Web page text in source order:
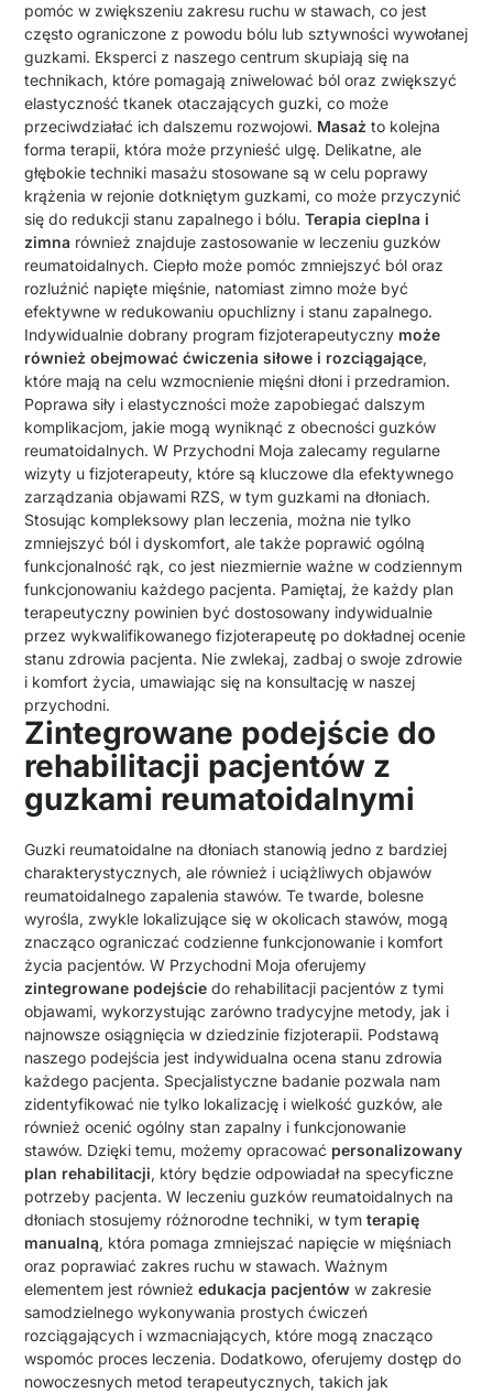
pomóc w zwiększeniu zakresu ruchu w stawach, co jest
często ograniczone z powodu bólu lub sztywności wywołanej
guzkami. Eksperci z naszego centrum skupiają się na
technikach, które pomagają zniwelować ból oraz zwiększyć
elastyczność tkanek otaczających guzki, co może
przeciwdziałać ich dalszemu rozwojowi. Masaż to kolejna
forma terapii, która może przynieść ulgę. Delikatne, ale
głębokie techniki masażu stosowane są w celu poprawy
krążenia w rejonie dotkniętym guzkami, co może przyczynić
się do redukcji stanu zapalnego i bólu.Terapia cieplna i
zimna również znajduje zastosowanie w leczeniu guzków
reumatoidalnych. Ciepło może pomóc zmniejszyć ból oraz
rozluźnić napięte mięśnie, natomiast zimno może być
efektywne w redukowaniu opuchlizny i stanu zapalnego.
Indywidualnie dobrany program fizjoterapeutyczny może
również obejmować ćwiczenia siłowe i rozciągające,
które mają na celu wzmocnienie mięśni dłoni i przedramion.
Poprawa siły i elastyczności może zapobiegać dalszym
komplikacjom, jakie mogą wyniknąć z obecności guzków
reumatoidalnych. W Przychodni Moja zalecamy regularne
wizyty u fizjoterapeuty, które są kluczowe dla efektywnego
zarządzania objawami RZS, w tym guzkami na dłoniach.
Stosując kompleksowy plan leczenia, można nie tylko
zmniejszyć ból i dyskomfort, ale także poprawić ogólną
funkcjonalność rąk, co jest niezmiernie ważne w codziennym
funkcjonowaniu każdego pacjenta. Pamiętaj, że każdy plan
terapeutyczny powinien być dostosowany indywidualnie
przez wykwalifikowanego fizjoterapeutę po dokładnej ocenie
stanu zdrowia pacjenta. Nie zwlekaj, zadbaj o swoje zdrowie
i komfort życia, umawiając się na konsultację w naszej
przychodni.
Zintegrowane podejście do
rehabilitacji pacjentów z
guzkami reumatoidalnymi
Guzki reumatoidalne na dłoniach stanowią jedno z bardziej
charakterystycznych, ale również i uciążliwych objawów
reumatoidalnego zapalenia stawów. Te twarde, bolesne
wyrośla, zwykle lokalizujące się w okolicach stawów, mogą
znacząco ograniczać codzienne funkcjonowanie i komfort
życia pacjentów. W Przychodni Moja oferujemy
zintegrowane podejście do rehabilitacji pacjentów z tymi
objawami, wykorzystując zarówno tradycyjne metody, jak i
najnowsze osiągnięcia w dziedzinie fizjoterapii. Podstawą
naszego podejścia jest indywidualna ocena stanu zdrowia
każdego pacjenta. Specjalistyczne badanie pozwala nam
zidentyfikować nie tylko lokalizację i wielkość guzków, ale
również ocenić ogólny stan zapalny i funkcjonowanie
stawów. Dzięki temu, możemy opracować personalizowany
plan rehabilitacji, który będzie odpowiadał na specyficzne
potrzeby pacjenta. W leczeniu guzków reumatoidalnych na
dłoniach stosujemy różnorodne techniki, w tymterapię
manualną, która pomaga zmniejszać napięcie w mięśniach
oraz poprawiać zakres ruchu w stawach. Ważnym
elementem jest równieżedukacja pacjentów w zakresie
samodzielnego wykonywania prostych ćwiczeń
rozciągających i wzmacniających, które mogą znacząco
wspomóc proces leczenia. Dodatkowo, oferujemy dostęp do
nowoczesnych metod terapeutycznych, takich jak